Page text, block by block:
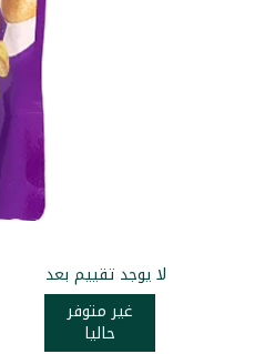
لا يوجد تقييم بعد
غير متوفر
حاليا